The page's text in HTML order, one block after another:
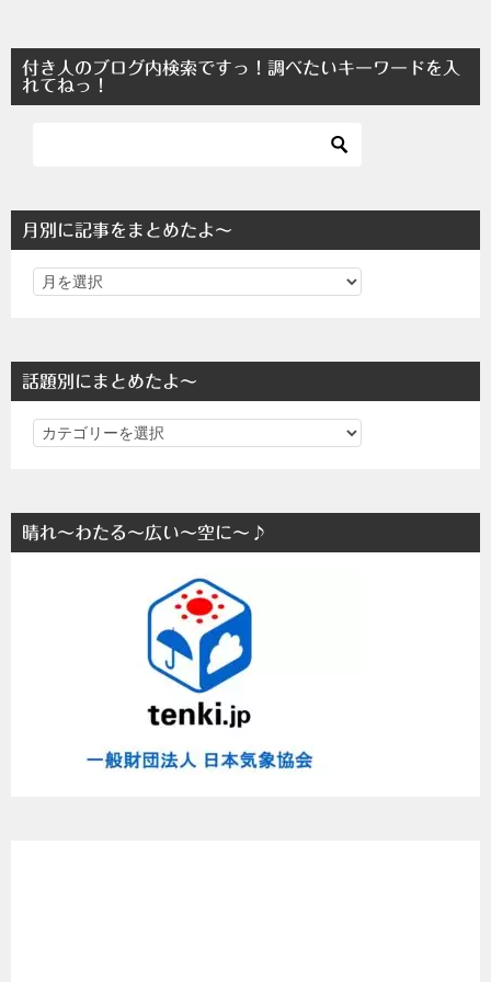
付き人のブログ内検索ですっ！調べたいキーワードを入
れてねっ！
月別に記事をまとめたよ～
話題別にまとめたよ～
話
に
ま
晴れ～わたる～広い～空に～♪